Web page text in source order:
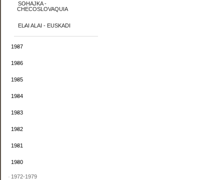
SOHAJKA -
CHECOSLOVAQUIA
ELAI ALAI - EUSKADI
1987
1986
1985
1984
1983
1982
1981
1980
1972-1979